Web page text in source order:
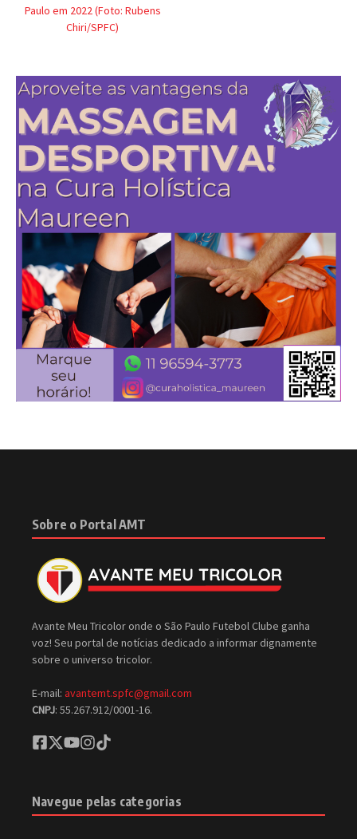
Paulo em 2022 (Foto: Rubens
Chiri/SPFC)
Sobre o Portal AMT
Avante Meu Tricolor onde o São Paulo Futebol Clube ganha
voz! Seu portal de notícias dedicado a informar dignamente
sobre o universo tricolor.
E-mail: avantemt.spfc@gmail.com
CNPJ: 55.267.912/0001-16.
Navegue pelas categorias